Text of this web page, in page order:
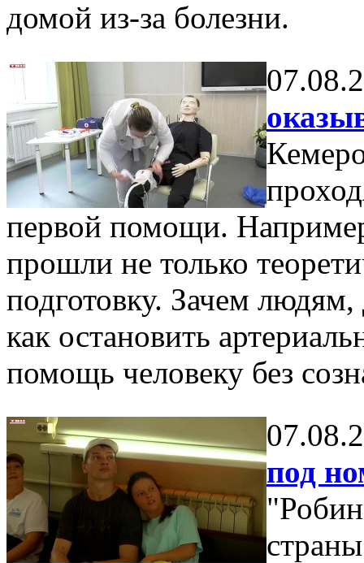
домой из-за болезни.
первой помощи.
прошли не только
подготовку. Зачем
как остановить
помощь человеку без
под